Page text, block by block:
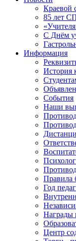
Краевой
85 лет
С Днём
Информация
История
События
Наши
Правила
Год
Награды
Центр